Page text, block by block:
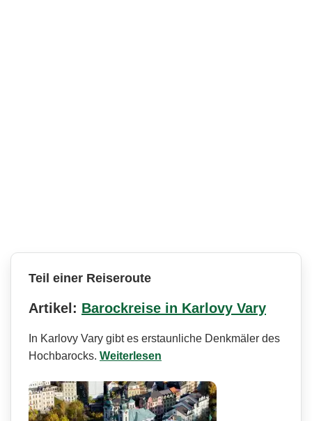
Teil einer Reiseroute
Artikel: Barockreise in Karlovy Vary
In Karlovy Vary gibt es erstaunliche Denkmäler des
Hochbarocks. Weiterlesen